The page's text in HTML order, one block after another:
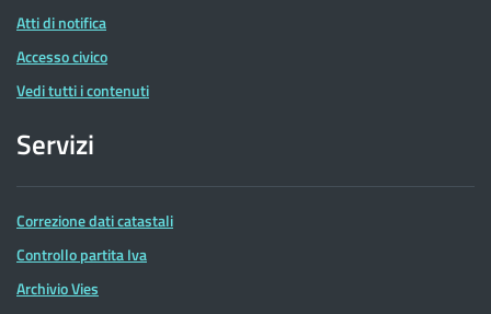
Atti di notifica
Accesso civico
Vedi tutti i contenuti
Servizi
Correzione dati catastali
Controllo partita Iva
Archivio Vies